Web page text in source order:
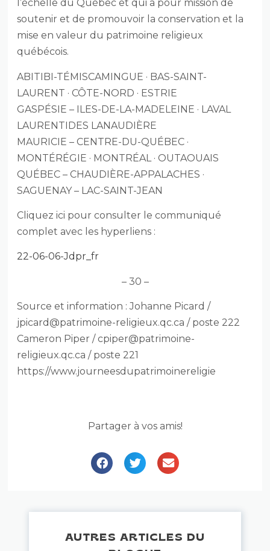
l’échelle du Québec et qui a pour mission de
soutenir et de promouvoir la conservation et la
mise en valeur du patrimoine religieux
québécois.
ABITIBI-TÉMISCAMINGUE · BAS-SAINT-
LAURENT · CÔTE-NORD · ESTRIE
GASPÉSIE – ILES-DE-LA-MADELEINE · LAVAL
LAURENTIDES LANAUDIÈRE
MAURICIE – CENTRE-DU-QUÉBEC ·
MONTÉRÉGIE · MONTRÉAL · OUTAOUAIS
QUÉBEC – CHAUDIÈRE-APPALACHES ·
SAGUENAY – LAC-SAINT-JEAN
Cliquez ici pour consulter le communiqué
complet avec les hyperliens :
22-06-06-Jdpr_fr
– 30 –
Source et information : Johanne Picard /
jpicard@patrimoine-religieux.qc.ca / poste 222
Cameron Piper /cpiper@patrimoine-
religieux.qc.ca / poste 221
https://www.journeesdupatrimoinereligie
Partager à vos amis!
AUTRES ARTICLES DU